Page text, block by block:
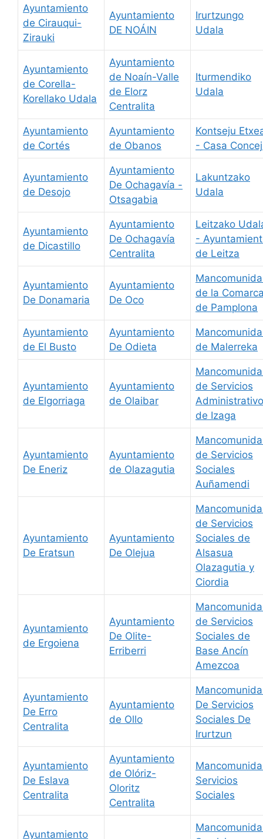
Ayuntamiento
de Cirauqui-
Zirauki
Ayuntamiento
DE NOÁIN
Irurtzungo
Udala
Ayuntamiento
de Corella-
Korellako Udala
Ayuntamiento
de Noaín-Valle
de Elorz
Centralita
Iturmendiko
Udala
Ayuntamiento
de Cortés
Ayuntamiento
de Obanos
Kontseju
- Casa
Ayuntamiento
de Desojo
Ayuntamiento
De Ochagavía -
Otsagabia
Lakuntzako
Udala
Ayuntamiento
de Dicastillo
Ayuntamiento
De Ochagavía
Centralita
Leitzako
-
de Leitza
Ayuntamiento
De Donamaria
Ayuntamiento
De Oco
de la
de Pamplona
Ayuntamiento
de El Busto
Ayuntamiento
De Odieta
de Malerreka
Ayuntamiento
de Elgorriaga
Ayuntamiento
de Olaibar
de Servicios
de Izaga
Ayuntamiento
De Eneriz
Ayuntamiento
de Olazagutia
de Servicios
Sociales
Auñamendi
Ayuntamiento
De Eratsun
Ayuntamiento
De Olejua
de Servicios
Sociales de
Alsasua
Olazagutia y
Ciordia
Ayuntamiento
de Ergoiena
Ayuntamiento
De Olite-
Erriberri
de Servicios
Sociales de
Base Ancín
Amezcoa
Ayuntamiento
De Erro
Centralita
Ayuntamiento
de Ollo
De Servicios
Sociales De
Irurtzun
Ayuntamiento
De Eslava
Centralita
Ayuntamiento
de Olóriz-
Oloritz
Centralita
Servicios
Sociales
Ayuntamiento